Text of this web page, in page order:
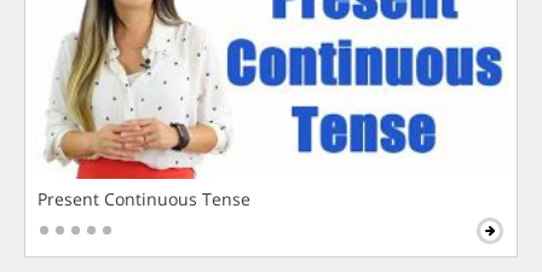
Present Continuous Tense